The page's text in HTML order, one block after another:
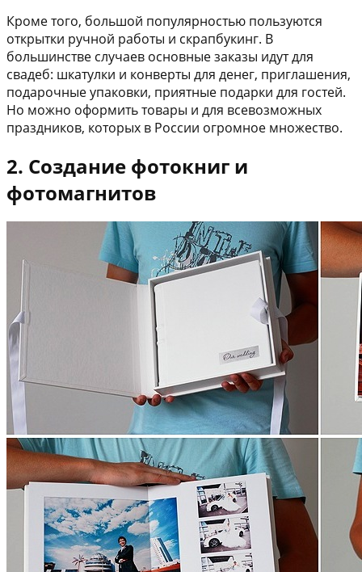
Кроме того, большой популярностью пользуются
открытки ручной работы и скрапбукинг. В
большинстве случаев основные заказы идут для
свадеб: шкатулки и конверты для денег, приглашения,
подарочные упаковки, приятные подарки для гостей.
Но можно оформить товары и для всевозможных
праздников, которых в России огромное множество.
2. Создание фотокниг и
фотомагнитов